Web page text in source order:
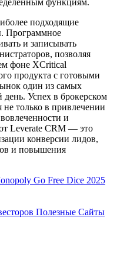
подходящие
Программное
и записывать
позволяя
фоне XCritical
продукта с готовыми
один из самых
Успех в брокерском
не только в привлечении
и
Leverate CRM — это
конверсии лидов,
и повышения
Go Free Dice 2025
Полезные Сайты